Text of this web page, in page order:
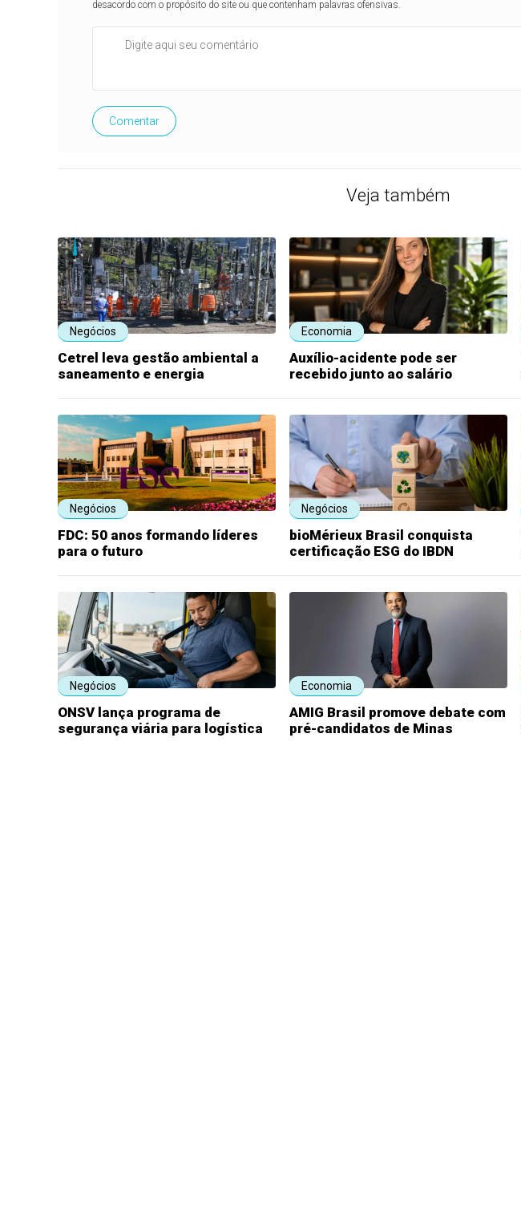
desacordo com o propósito do site ou que contenham palavras ofensivas.
Comentar
Veja também
Negócios
Cetrel leva gestão ambiental a
saneamento e energia
Economia
Auxílio-acidente pode ser
recebido junto ao salário
Negócios
FDC: 50 anos formando líderes
para o futuro
Negócios
bioMérieux Brasil conquista
certificação ESG do IBDN
Negócios
ONSV lança programa de
segurança viária para logística
Economia
AMIG Brasil promove debate com
pré-candidatos de Minas